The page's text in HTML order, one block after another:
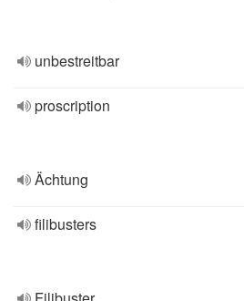
unbestreitbar
proscription
Ächtung
filibusters